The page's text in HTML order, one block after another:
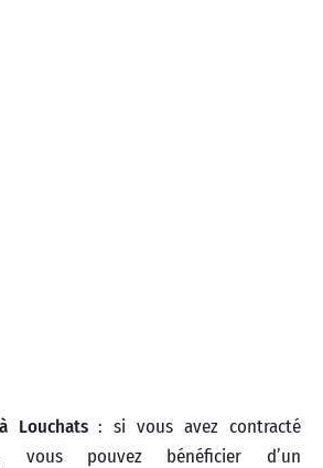
Louchats: si vous avez contracté
vous pouvez bénéficier d’un